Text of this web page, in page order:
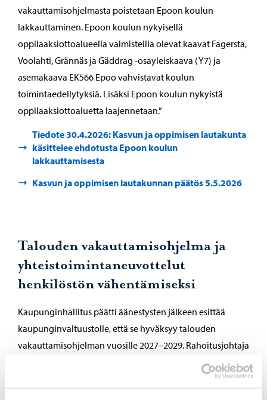
vakauttamisohjelmasta poistetaan Epoon koulun
lakkauttaminen. Epoon koulun nykyisellä
oppilaaksiottoalueella valmisteilla olevat kaavat Fagersta,
Voolahti, Grännäs ja Gäddrag -osayleiskaava (Y7) ja
asemakaava EK566 Epoo vahvistavat koulun
toimintaedellytyksiä. Lisäksi Epoon koulun nykyistä
oppilaaksiottoaluetta laajennetaan.”
Tiedote 30.4.2026: Kasvun ja oppimisen lautakunta
käsittelee ehdotusta Epoon koulun
lakkauttamisesta
Kasvun ja oppimisen lautakunnan päätös 5.5.2026
Talouden vakauttamisohjelma ja
yhteistoimintaneuvottelut
henkilöstön vähentämiseksi
Kaupunginhallitus päätti äänestysten jälkeen esittää
kaupunginvaltuustolle, että se hyväksyy talouden
vakauttamisohjelman vuosille 2027–2029. Rahoitusjohtaja
teknisluontoisia muutoksia ennen valtuustokäsittelyä.